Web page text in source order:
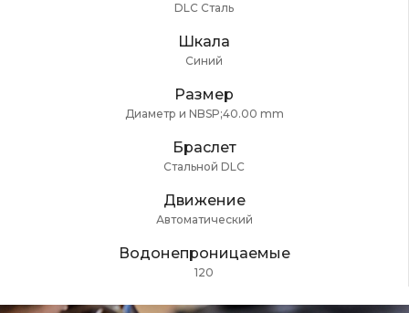
DLC Сталь
Шкала
Синий
Размер
Диаметр и NBSP;40.00 mm
Браслет
Стальной DLC
Движение
Автоматический
Водонепроницаемые
120